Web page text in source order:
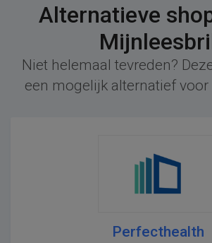
Alternatieve
Niet helemaal tevreden?
een mogelijk alternatief
Perfecthealth